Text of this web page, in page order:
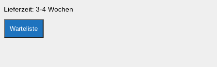
Lieferzeit: 3-4 Wochen
Warteliste